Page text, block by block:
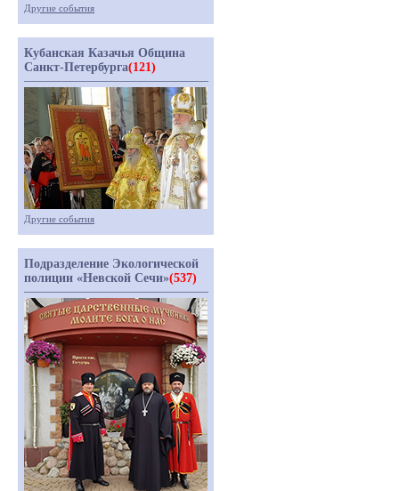
Другие события
Кубанская Казачья Община
Санкт-Петербурга(121)
Другие события
Подразделение Экологической
полиции «Невской Сечи»(537)